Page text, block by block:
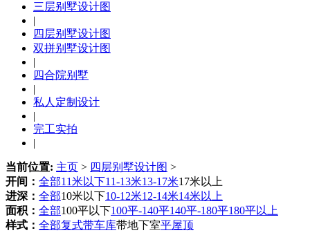
三层别墅设计图
|
四层别墅设计图
双拼别墅设计图
|
四合院别墅
|
私人定制设计
|
完工实拍
|
当前位置: 主页 > 四层别墅设计图 >
开间： 全部11米以下11-13米13-17米17米以上
进深： 全部10米以下10-12米12-14米14米以上
面积： 全部100平以下100平-140平140平-180平180平以上
样式： 全部复式带车库带地下室平屋顶